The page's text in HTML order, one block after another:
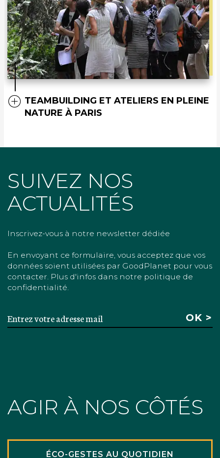
TEAMBUILDING ET ATELIERS EN PLEINE
NATURE À PARIS
SUIVEZ NOS
ACTUALITÉS
Inscrivez-vous à notre newsletter dédiée
En envoyant ce formulaire, vous acceptez que vos
données soient utilisées par GoodPlanet pour vous
contacter. Plus d'infos dans notre politique de
confidentialité.
AGIR À NOS CÔTÉS
ÉCO-GESTES AU QUOTIDIEN